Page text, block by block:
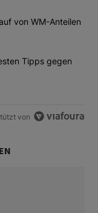
kommentierten
Pläne für den
von WM-Anteilen
Schweiz: Die
Tipps gegen
von